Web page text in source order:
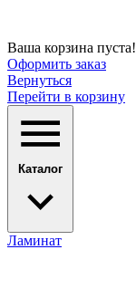
Ваша корзина пуста!
Оформить заказ
Вернуться
Перейти в корзину
Каталог
Ламинат